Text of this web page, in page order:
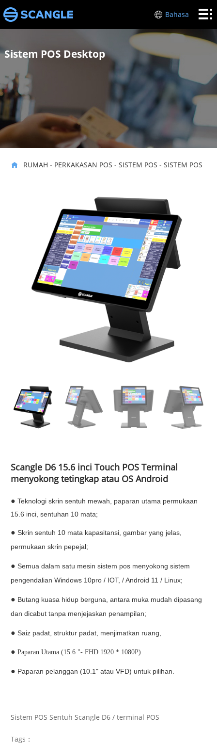
Bahasa
RUMAH
POS
INDUSTRI
MENGENAI
SAYA
SOKONGAN
HUBUNGI
KAMI
Sistem POS Desktop
RUMAH - PERKAKASAN POS -SISTEM POS -SISTEM POS
Scangle D6 15.6 inci Touch POS Terminal
menyokong tetingkap atau OS Android
● Teknologi skrin sentuh mewah, paparan utama permukaan
15.6 inci, sentuhan 10 mata;
● Skrin sentuh 10 mata kapasitansi, gambar yang jelas,
permukaan skrin pepejal;
● Semua dalam satu mesin sistem pos menyokong sistem
pengendalian Windows 10pro / IOT, / Android 11 / Linux;
● Butang kuasa hidup berguna, antara muka mudah dipasang
dan dicabut tanpa menjejaskan penampilan;
● Saiz padat, struktur padat, menjimatkan ruang,
●Paparan Utama (15.6 "- FHD 1920 * 1080P)
● Paparan pelanggan (10.1" atau VFD) untuk pilihan.
Sistem POS Sentuh Scangle D6 / terminal POS
Tags：